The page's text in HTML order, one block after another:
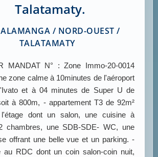
Talatamaty.
/ NORD-OUEST /
TALATAMATY
MANDAT N° : Zone Immo-20-0014
zone calme à 10minutes de l'aéroport
et à 04 minutes de Super U de
à 800m, - appartement T3 de 92m²
dont un salon, une cuisine à
chambres, une SDB-SDE- WC, une
offrant une belle vue et un parking. -
au RDC dont un coin salon-coin nuit,